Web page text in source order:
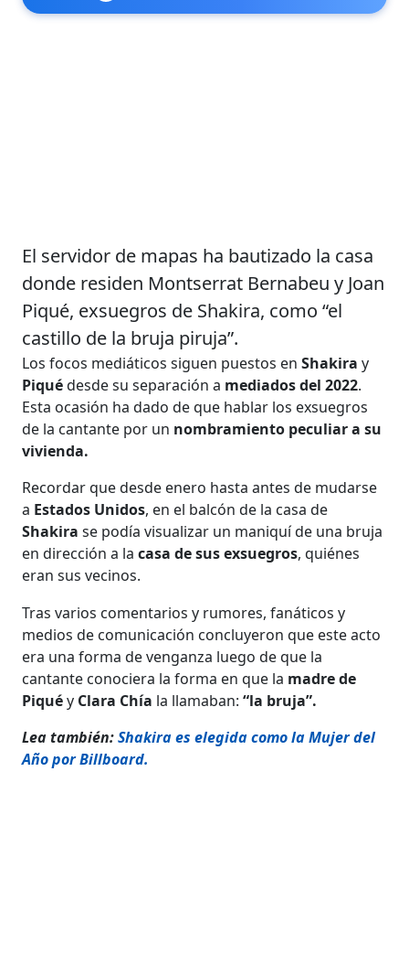
El servidor de mapas ha bautizado la casa
donde residen Montserrat Bernabeu y Joan
Piqué, exsuegros de Shakira, como “el
castillo de la bruja piruja”.
Los focos mediáticos siguen puestos enShakiray
Piquédesde su separación a mediados del 2022.
Esta ocasión ha dado de que hablar los exsuegros
de la cantante por un nombramiento peculiar a su
vivienda.
Recordar que desde enero hasta antes de mudarse
a Estados Unidos, en el balcón de la casa de
Shakirase podía visualizar un maniquí de una bruja
en dirección a lacasa de sus exsuegros, quiénes
eran sus vecinos.
Tras varios comentarios y rumores, fanáticos y
medios de comunicación concluyeron que este acto
era una forma de venganza luego de que la
cantante conociera la forma en que la madre de
Piquéy Clara Chía la llamaban:“la bruja”.
Lea también:Shakira es elegida como la Mujer del
Año por Billboard.